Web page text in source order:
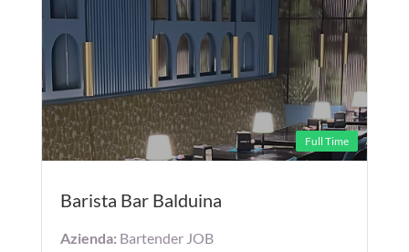
Full Time
Barista Bar Balduina
Azienda: Bartender JOB